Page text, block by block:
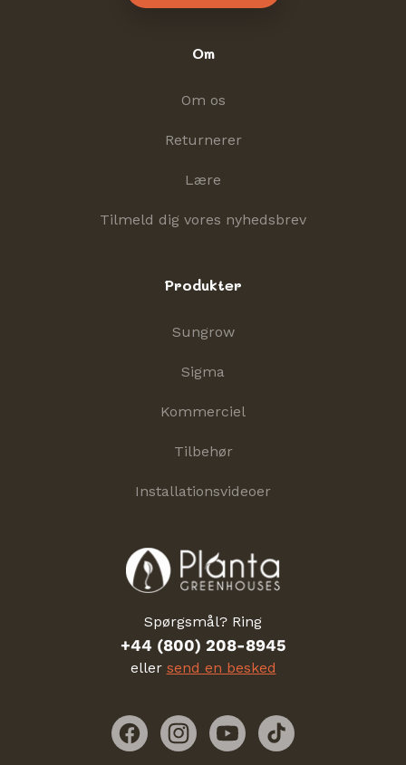
Om
Om os
Returnerer
Lære
Tilmeld dig vores nyhedsbrev
Produkter
Sungrow
Sigma
Kommerciel
Tilbehør
Installationsvideoer
Spørgsmål? Ring
+44 (800) 208-8945
eller send en besked
FacebookInstagramYouTubeTikTok